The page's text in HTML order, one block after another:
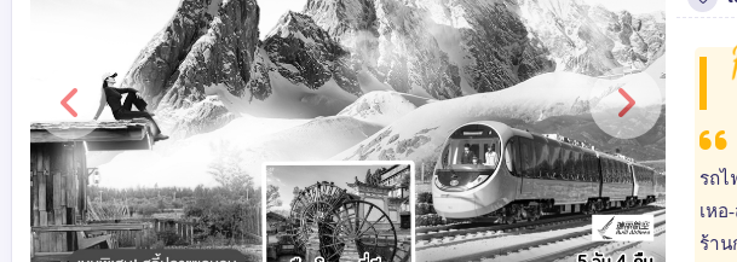
รถไ
เหอ
ร้า